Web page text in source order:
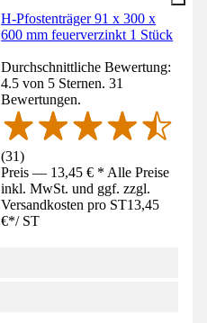
H-Pfostenträger 91 x 300 x
600 mm feuerverzinkt 1 Stück
Durchschnittliche Bewertung:
4.5 von 5 Sternen. 31
Bewertungen.
(31)
Preis — 13,45 € * Alle Preise
inkl. MwSt. und ggf. zzgl.
Versandkosten pro ST13,45
€*/ ST